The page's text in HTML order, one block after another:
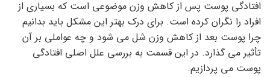
افتادگی پوست پس از کاهش وزن موضوعی است که بسیاری از
افراد را نگران کرده است. برای درک بهتر این مشکل باید بدانیم
چرا پوست بعد از کاهش وزن شل می شود و چه عواملی بر آن
تأثیر می گذارد. در این قسمت به بررسی علل اصلی افتادگی
پوست می پردازیم.